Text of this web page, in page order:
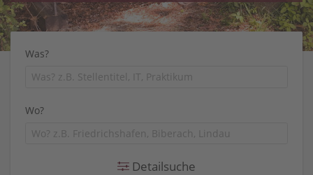
Was?
Wo?
Detailsuche